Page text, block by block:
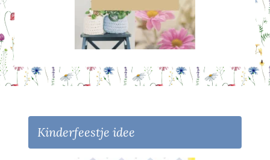
Kinderfeestje idee